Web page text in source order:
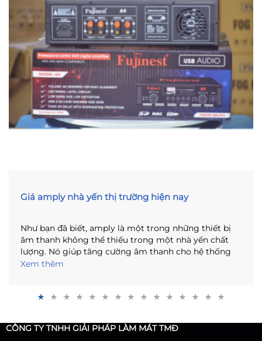
Giá amply nhà yến thị trường hiện nay
Như bạn đã biết, amply là một trong những thiết bị
âm thanh không thể thiếu trong một nhà yến chất
lượng. Nó giúp tăng cường âm thanh cho hệ thống
loa nhà yến, đảm bảo rằng âm thanh được phát ra rõ
việc tìm kiếm sản phẩm phù hợp với nhu cầu và ngân
giá amply nhà yến và các yếu tố ảnh hưởng đến giá
của chúng .
Xem thêm
CÔNG TY TNHH GIẢI PHÁP LÀM MÁT TMĐ